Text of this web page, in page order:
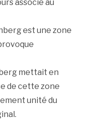
associé au
est une zone
mettait en
de cette zone
unité du